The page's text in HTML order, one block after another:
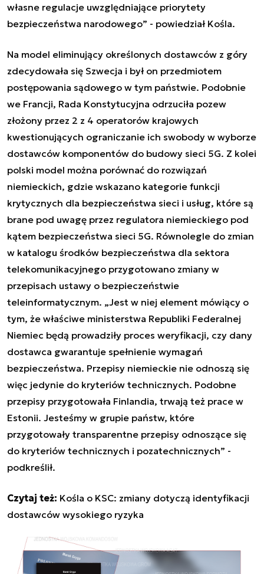
własne regulacje uwzględniające priorytety
bezpieczeństwa narodowego” - powiedział Kośla.
Na model eliminujący określonych dostawców z góry
zdecydowała się Szwecja i był on przedmiotem
postępowania sądowego w tym państwie. Podobnie
we Francji, Rada Konstytucyjna odrzuciła pozew
złożony przez 2 z 4 operatorów krajowych
kwestionujących ograniczanie ich swobody w wyborze
dostawców komponentów do budowy sieci 5G. Z kolei
polski model można porównać do rozwiązań
niemieckich, gdzie wskazano kategorie funkcji
krytycznych dla bezpieczeństwa sieci i usług, które są
brane pod uwagę przez regulatora niemieckiego pod
kątem bezpieczeństwa sieci 5G. Równolegle do zmian
w katalogu środków bezpieczeństwa dla sektora
telekomunikacyjnego przygotowano zmiany w
przepisach ustawy o bezpieczeństwie
teleinformatycznym. „Jest w niej element mówiący o
tym, że właściwe ministerstwa Republiki Federalnej
Niemiec będą prowadziły proces weryfikacji, czy dany
dostawca gwarantuje spełnienie wymagań
bezpieczeństwa. Przepisy niemieckie nie odnoszą się
więc jedynie do kryteriów technicznych. Podobne
przepisy przygotowała Finlandia, trwają też prace w
Estonii. Jesteśmy w grupie państw, które
przygotowały transparentne przepisy odnoszące się
do kryteriów technicznych i pozatechnicznych” -
podkreślił.
Czytaj też: Kośla o KSC: zmiany dotyczą identyfikacji
dostawców wysokiego ryzyka